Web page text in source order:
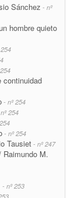
Sánchez - nº
hombre quieto
continuidad
- nº 254
254
- nº 254
Tausiet - nº 247
M.
- nº 253